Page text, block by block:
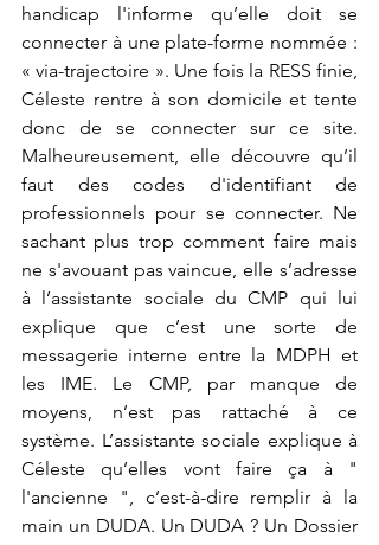
handicap l'informe qu’elle doit se
connecter à une plate-forme nommée :
« via-trajectoire ». Une fois la RESS finie,
Céleste rentre à son domicile et tente
donc de se connecter sur ce site.
Malheureusement, elle découvre qu’il
faut des codes d'identifiant de
professionnels pour se connecter. Ne
sachant plus trop comment faire mais
ne s'avouant pas vaincue, elle s’adresse
à l’assistante sociale du CMP qui lui
explique que c’est une sorte de
messagerie interne entre la MDPH et
les IME. Le CMP, par manque de
moyens, n’est pas rattaché à ce
système. L’assistante sociale explique à
Céleste qu’elles vont faire ça à "
l'ancienne ", c’est-à-dire remplir à la
main un DUDA. Un DUDA ? Un Dossier